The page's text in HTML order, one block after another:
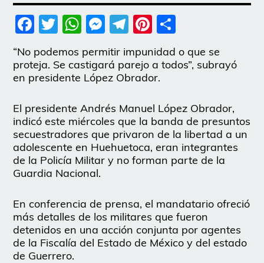
Facebook
Twitter
WhatsApp
Messenger
Telegram
Pinterest
“No podemos permitir impunidad o que se
proteja. Se castigará parejo a todos”, subrayó
en presidente López Obrador.
El presidente Andrés Manuel López Obrador,
indicó este miércoles que la banda de presuntos
secuestradores que privaron de la libertad a un
adolescente en Huehuetoca, eran integrantes
de la Policía Militar y no forman parte de la
Guardia Nacional.
En conferencia de prensa, el mandatario ofreció
más detalles de los militares que fueron
detenidos en una acción conjunta por agentes
de la Fiscalía del Estado de México y del estado
de Guerrero.